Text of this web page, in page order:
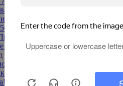
цены
руб
товары
товары
20% по промокоду
Ульяновск до -70%